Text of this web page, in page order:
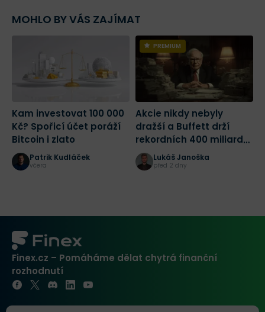
MOHLO BY VÁS ZAJÍMAT
Kam investovat 100 000
Kč? Spořicí účet poráží
Bitcoin i zlato
Patrik Kudláček
včera
PREMIUM
Akcie nikdy nebyly
dražší a Buffett drží
rekordních 400 miliard
dolarů! Jak bych dnes
začal investovat?
Lukáš Janoška
před 2 dny
Finex.cz – Pomáháme dělat chytrá finanční
rozhodnutí